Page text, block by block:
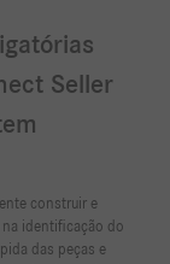
Seller
construir e
na identificação do
das peças e